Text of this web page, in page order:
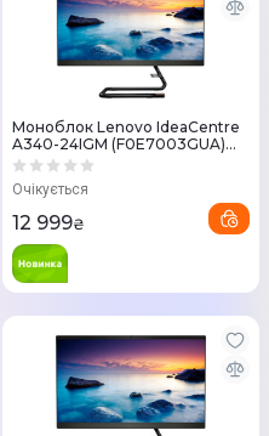
Моноблок Lenovo IdeaCentre
A340-24IGM (F0E7003GUA)
Black
Очікується
12 999₴